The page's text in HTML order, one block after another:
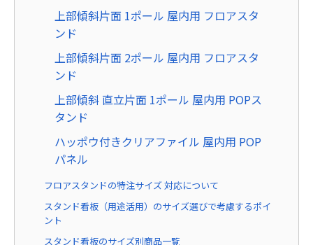
上部傾斜片面 1ポール 屋内用 フロアスタ
ンド
上部傾斜片面 2ポール 屋内用 フロアスタ
ンド
上部傾斜 直立片面 1ポール 屋内用 POPス
タンド
ハッポウ付きクリアファイル 屋内用 POP
パネル
フロアスタンドの特注サイズ 対応について
スタンド看板（用途活用）のサイズ選びで考慮するポイ
ント
スタンド看板のサイズ別商品一覧